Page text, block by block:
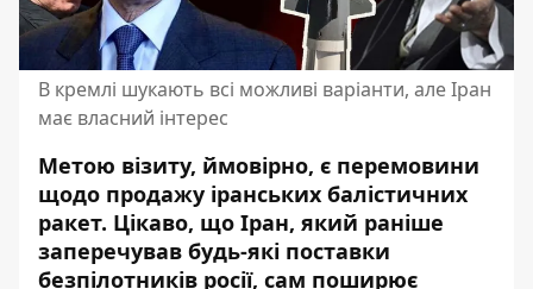
В кремлі шукають всі можливі варіанти, але Іран
має власний інтерес
Метою візиту, ймовірно, є перемовини
щодо продажу іранських балістичних
ракет. Цікаво, що Іран, який раніше
заперечував будь-які поставки
безпілотників росії, сам поширює